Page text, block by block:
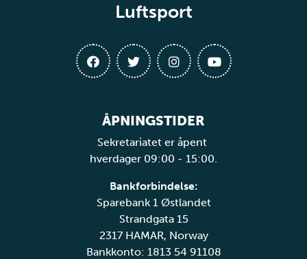
Luftsport
ÅPNINGSTIDER
Sekretariatet er åpent
hverdager 09:00 - 15:00.
Bankforbindelse:
Sparebank 1 Østlandet
Strandgata 15
2317 HAMAR, Norway
Bankkonto: 1813 54 91108